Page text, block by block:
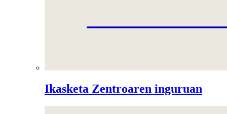
Ikasketa Zentroaren inguruan